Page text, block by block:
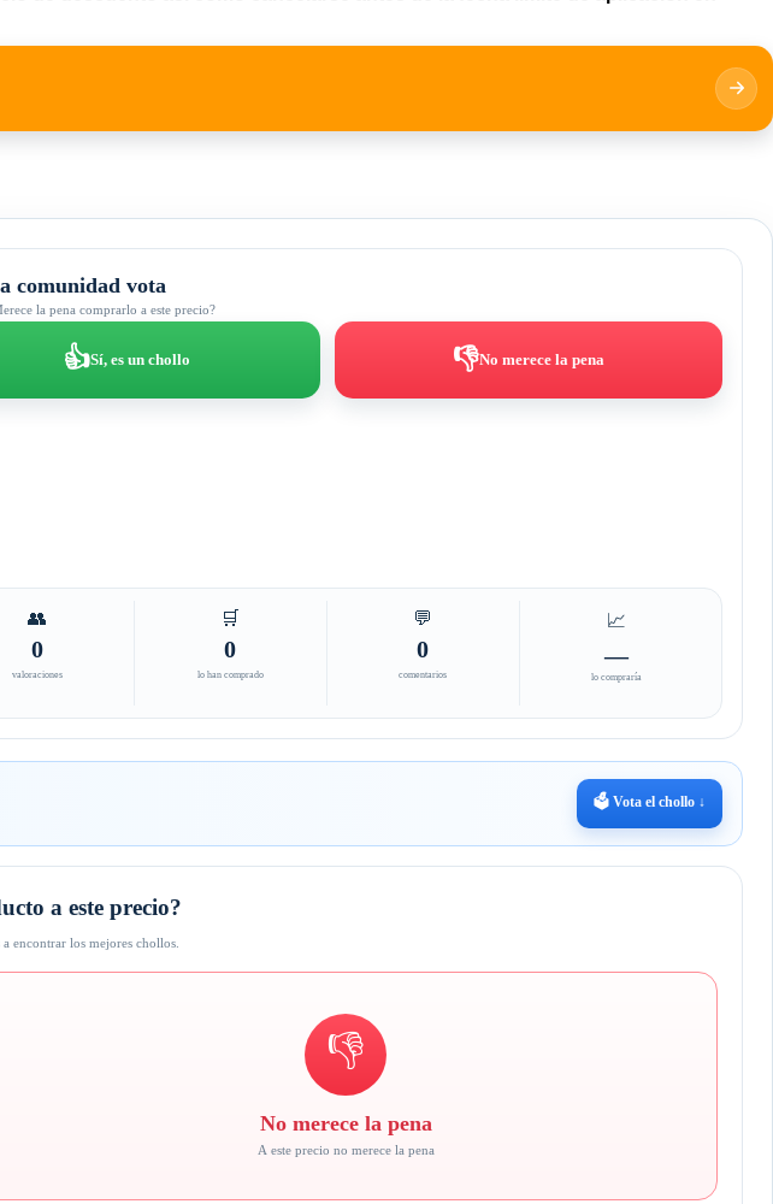
comunidad vota
la pena comprarlo a este precio?
👍Sí, es un chollo 👎No merece la pena
👥
0
valoraciones
🛒
0
lo han comprado
💬
0
comentarios
📈
—
lo compraría
🗳️ Vota el chollo ↓
a este precio?
encontrar los mejores chollos.
👎
No merece la pena
A este precio no merece la pena